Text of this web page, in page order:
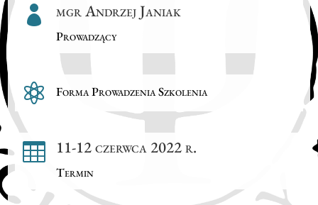
 mgr Andrzej Janiak
Prowadzący
 Forma Prowadzenia Szkolenia
 11-12 czerwca 2022 r.
Termin